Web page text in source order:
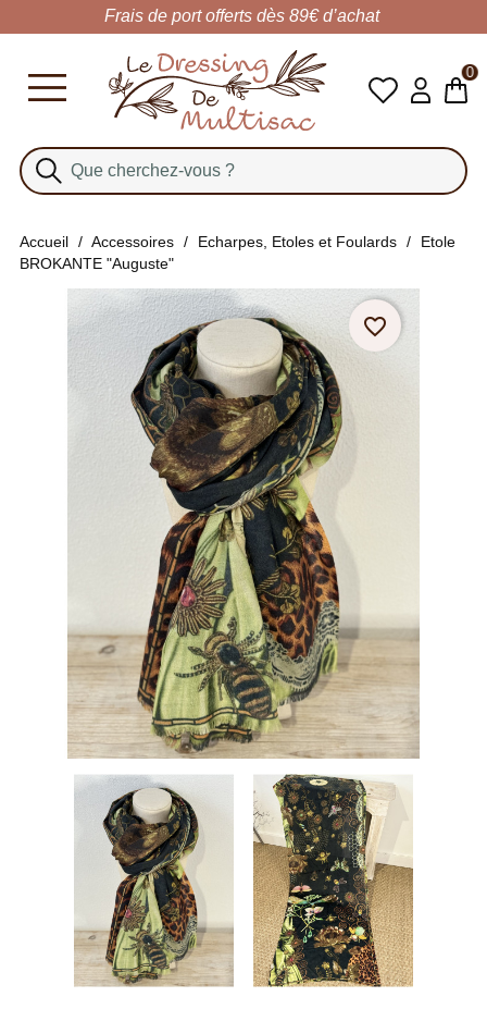
0
Frais de port offerts dès 89€ d’achat
Accueil Accessoires Echarpes, Etoles et Foulards
Etole
BROKANTE "Auguste"
favorite_border